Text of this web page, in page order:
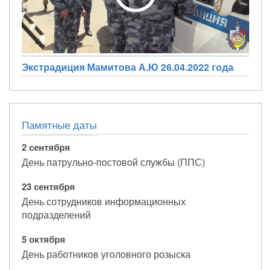
Экстрадиция Мамитова А.Ю 26.04.2022 года
Памятные даты
2 сентября
День патрульно-постовой службы (ППС)
23 сентября
День сотрудников информационных
подразделений
5 октября
День работников уголовного розыска